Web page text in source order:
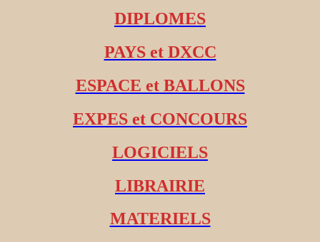
DIPLOMES
PAYS et DXCC
ESPACE et BALLONS
EXPES et CONCOURS
LOGICIELS
LIBRAIRIE
MATERIELS